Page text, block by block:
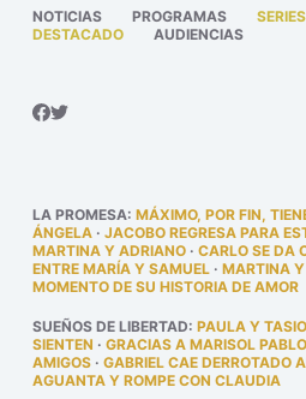
NOTICIAS PROGRAMAS SERIES
DESTACADO
AUDIENCIAS
LA PROMESA: MÁXIMO, POR FIN,
ÁNGELA· JACOBO REGRESA PARA
MARTINA Y ADRIANO· CARLO SE DA
ENTRE MARÍA Y SAMUEL· MARTINA
MOMENTO DE SU HISTORIA DE AMOR
SUEÑOS DE LIBERTAD: PAULA Y
SIENTEN · GRACIAS A MARISOL
AMIGOS· GABRIEL CAE DERROTADO
AGUANTA Y ROMPE CON CLAUDIA